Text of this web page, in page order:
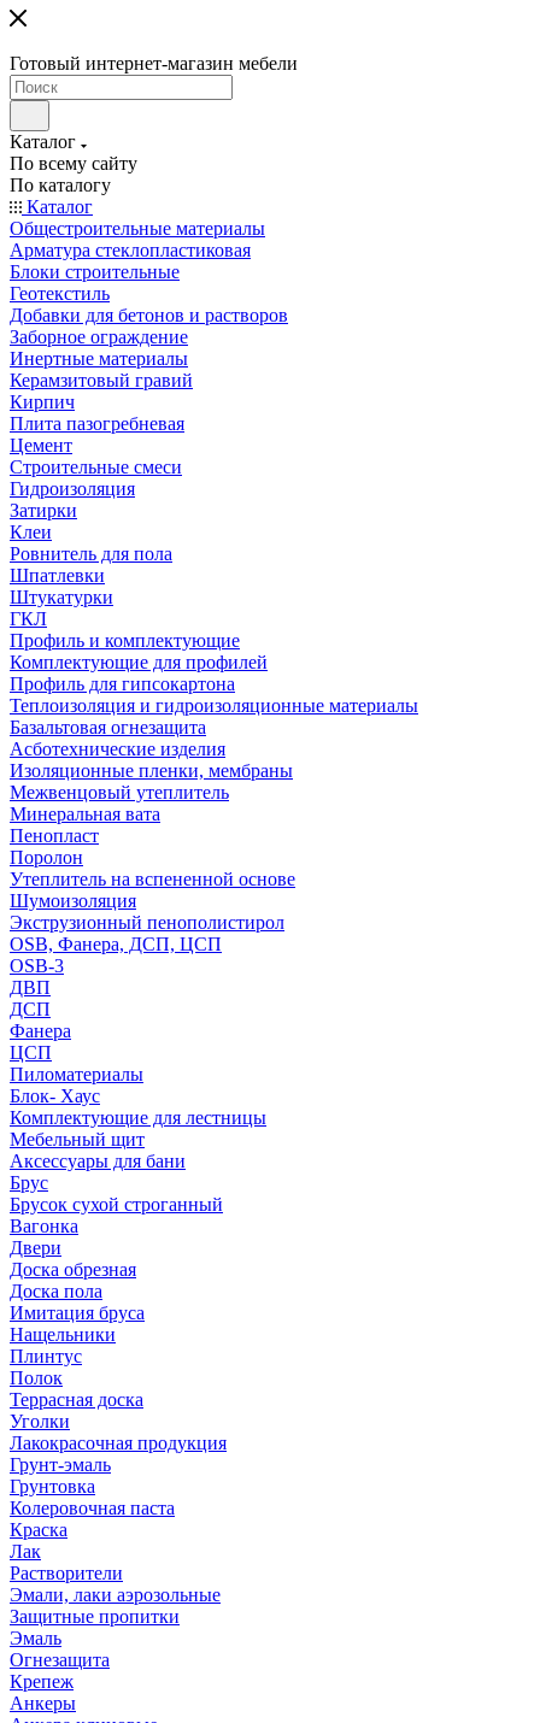
Готовый интернет-магазин мебели
Каталог
По всему сайту
По каталогу
Каталог
Общестроительные материалы
Арматура стеклопластиковая
Блоки строительные
Геотекстиль
Добавки для бетонов и растворов
Заборное ограждение
Инертные материалы
Керамзитовый гравий
Кирпич
Плита пазогребневая
Цемент
Строительные смеси
Гидроизоляция
Затирки
Клеи
Ровнитель для пола
Шпатлевки
Штукатурки
ГКЛ
Профиль и комплектующие
Комплектующие для профилей
Профиль для гипсокартона
Теплоизоляция и гидроизоляционные материалы
Базальтовая огнезащита
Асботехнические изделия
Изоляционные пленки, мембраны
Межвенцовый утеплитель
Минеральная вата
Пенопласт
Поролон
Утеплитель на вспененной основе
Шумоизоляция
Экструзионный пенополистирол
OSB, Фанера, ДСП, ЦСП
OSB-3
ДВП
ДСП
Фанера
ЦСП
Пиломатериалы
Блок- Хаус
Комплектующие для лестницы
Мебельный щит
Аксессуары для бани
Брус
Брусок сухой строганный
Вагонка
Двери
Доска обрезная
Доска пола
Имитация бруса
Нащельники
Плинтус
Полок
Террасная доска
Уголки
Лакокрасочная продукция
Грунт-эмаль
Грунтовка
Колеровочная паста
Краска
Лак
Растворители
Эмали, лаки аэрозольные
Защитные пропитки
Эмаль
Огнезащита
Крепеж
Анкеры